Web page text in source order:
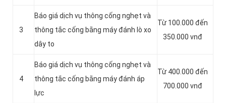
3
Báo giá dịch vụ thông cống nghẹt và
thông tắc cống bằng máy đánh lò xo
dây to
Từ 100.000 đến
350.000 vnđ
4
Báo giá dịch vụ thông cống nghẹt và
thông tắc cống bằng máy đánh áp
lực
Từ 400.000 đến
700.000 vnđ